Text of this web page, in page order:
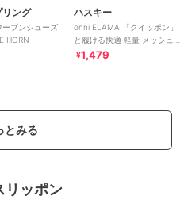
リング
ーブンシューズ
HORN
ハスキー
onni ELAMA 「クイッポン」
と履ける快適 軽量 メッシュカ
ジュアルスリッポン
¥1,479
とみる
リッポン